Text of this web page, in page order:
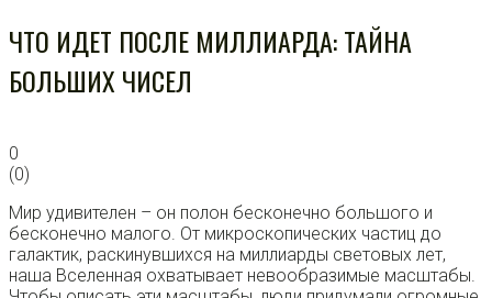
ЧТО ИДЕТ ПОСЛЕ МИЛЛИАРДА: ТАЙНА
БОЛЬШИХ ЧИСЕЛ
0
(0)
Мир удивителен – он полон бесконечно большого и
бесконечно малого. От микроскопических частиц до
галактик, раскинувшихся на миллиарды световых лет,
наша Вселенная охватывает невообразимые масштабы.